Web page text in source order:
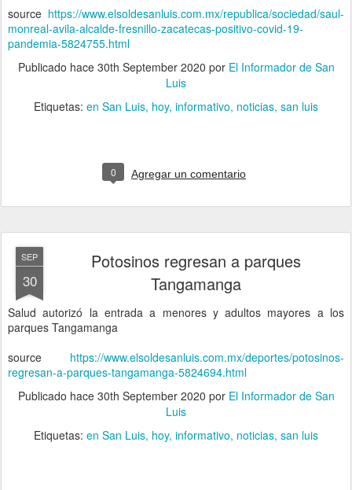
source https://www.elsoldesanluis.com.mx/republica/sociedad/saul-
monreal-avila-alcalde-fresnillo-zacatecas-positivo-covid-19-
pandemia-5824755.html
Publicado hace 30th September 2020 por El Informador de San
Luis
Etiquetas: en San Luis hoy informativo noticias san luis
0 Agregar un comentario
SEP
30
Potosinos regresan a parques
Tangamanga
Salud autorizó la entrada a menores y adultos mayores a los
parques Tangamanga
source https://www.elsoldesanluis.com.mx/deportes/potosinos-
regresan-a-parques-tangamanga-5824694.html
Publicado hace 30th September 2020 por El Informador de San
Luis
Etiquetas: en San Luis hoy informativo noticias san luis